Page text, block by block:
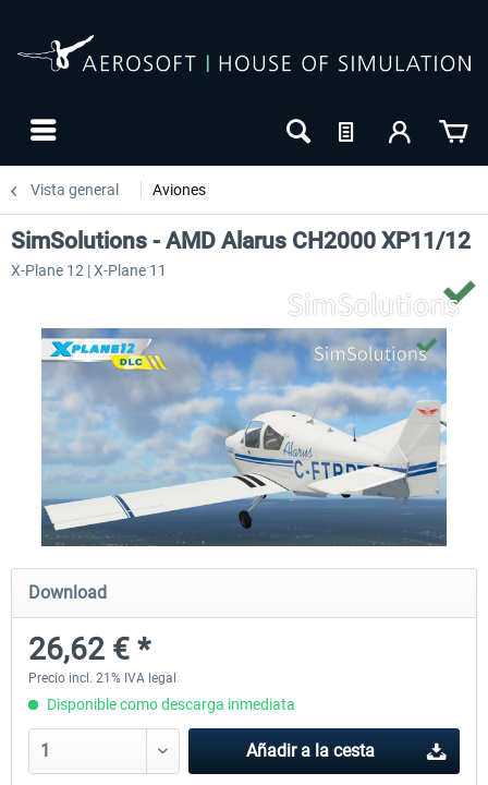
Vista general Aviones
X-Plane.org - King Air 350 XP12
54,86 € *
X-Plane.org - Cessna 172M
SimSolutions - AMD Alarus CH2000 XP11/12
X-Plane 12 | X-Plane 11
Download
26,62 € *
Precio incl. 21% IVA legal
Disponible como descarga inmediata
Añadir a la cesta